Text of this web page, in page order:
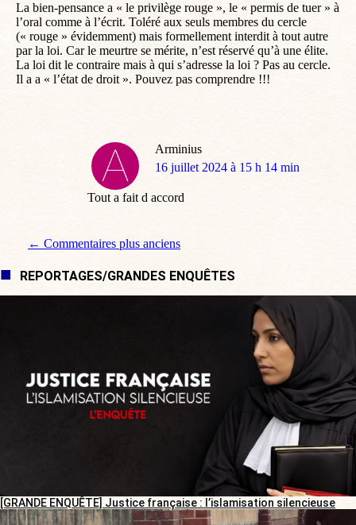
La bien-pensance a « le privilège rouge », le « permis de tuer » à
l’oral comme à l’écrit. Toléré aux seuls membres du cercle
(« rouge » évidemment) mais formellement interdit à tout autre
par la loi. Car le meurtre se mérite, n’est réservé qu’à une élite.
La loi dit le contraire mais à qui s’adresse la loi ? Pas au cercle.
Il a a « l’état de droit ». Pouvez pas comprendre !!!
Arminius
dit
16 juillet 2024 à 15 h 14 min
Tout a fait d accord
Navigation de commentaire
← Commentaires plus anciens
REPORTAGES/GRANDES ENQUÊTES
[GRANDE ENQUÊTE] Justice française : l’islamisation silencieuse